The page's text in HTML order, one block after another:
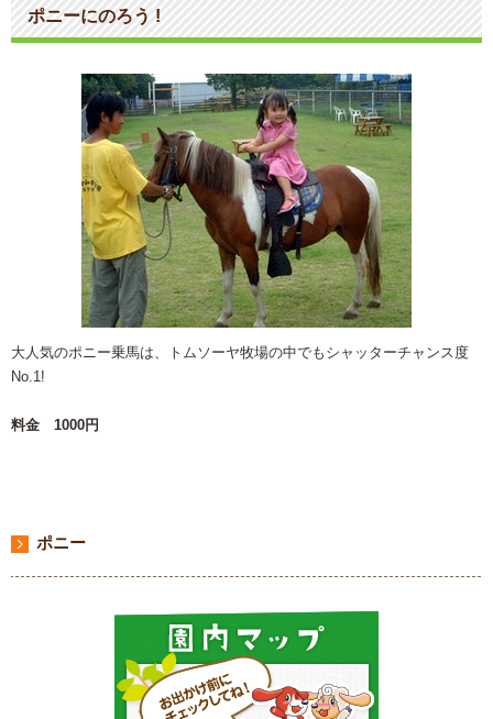
ポニーにのろう !
大人気のポニー乗馬は、トムソーヤ牧場の中でもシャッターチャンス度
No.1!
料金 1000円
ポニー